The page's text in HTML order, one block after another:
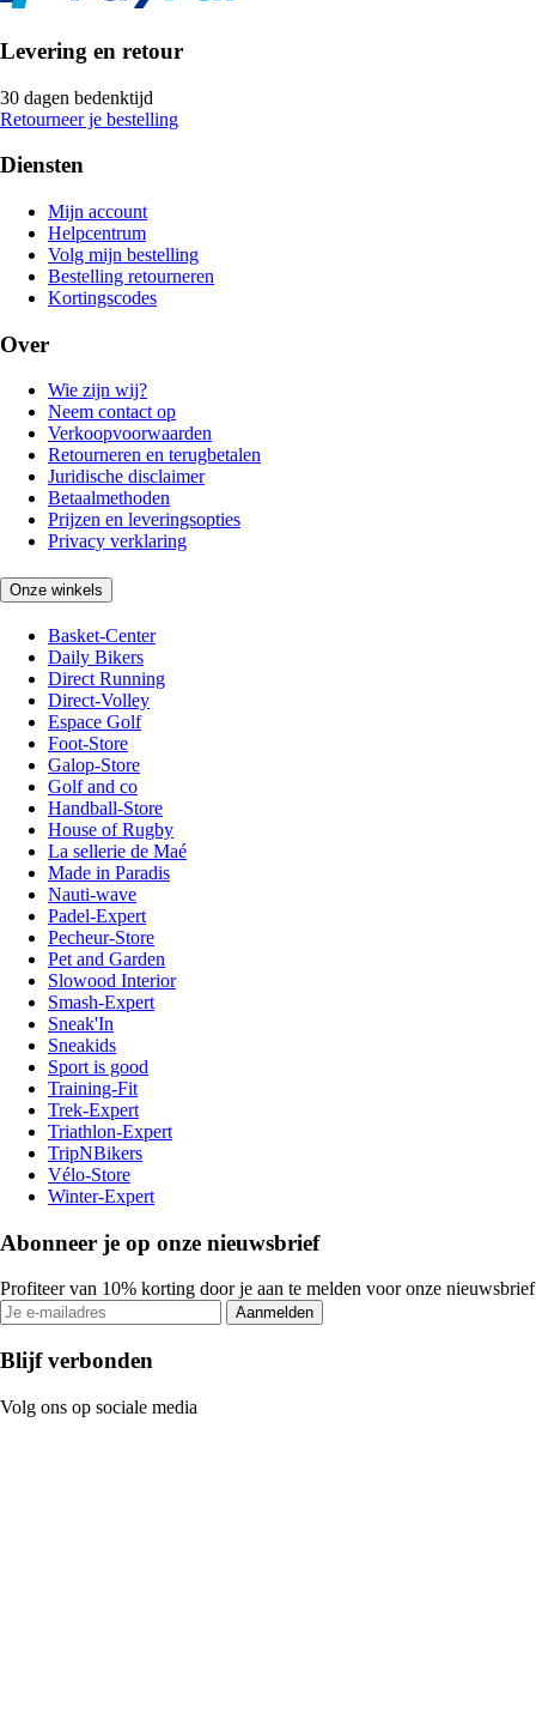
Levering en retour
30 dagen bedenktijd
Retourneer je bestelling
Diensten
Mijn account
Helpcentrum
Volg mijn bestelling
Bestelling retourneren
Kortingscodes
Over
Wie zijn wij?
Neem contact op
Verkoopvoorwaarden
Retourneren en terugbetalen
Juridische disclaimer
Betaalmethoden
Prijzen en leveringsopties
Privacy verklaring
Onze winkels
Basket-Center
Daily Bikers
Direct Running
Direct-Volley
Espace Golf
Foot-Store
Galop-Store
Golf and co
Handball-Store
House of Rugby
La sellerie de Maé
Made in Paradis
Nauti-wave
Padel-Expert
Pecheur-Store
Pet and Garden
Slowood Interior
Smash-Expert
Sneak'In
Sneakids
Sport is good
Training-Fit
Trek-Expert
Triathlon-Expert
TripNBikers
Vélo-Store
Winter-Expert
Abonneer je op onze nieuwsbrief
Profiteer van 10% korting door je aan te melden voor onze nieuwsbrief
Aanmelden
Blijf verbonden
Volg ons op sociale media